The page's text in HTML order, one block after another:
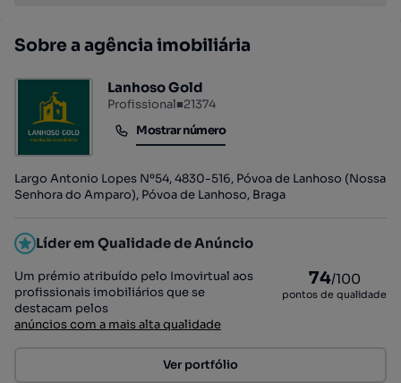
Sobre a agência imobiliária
Lanhoso Gold
Profissional■21374
Mostrar número
Mostrar número
Largo Antonio Lopes Nº54, 4830-516, Póvoa de Lanhoso (Nossa
Senhora do Amparo), Póvoa de Lanhoso, Braga
Líder em Qualidade de Anúncio
Um prémio atribuído pelo Imovirtual aos
profissionais imobiliários que se
destacam pelos
anúncios com a mais alta qualidade
74/100
pontos de qualidade
Ver portfólio